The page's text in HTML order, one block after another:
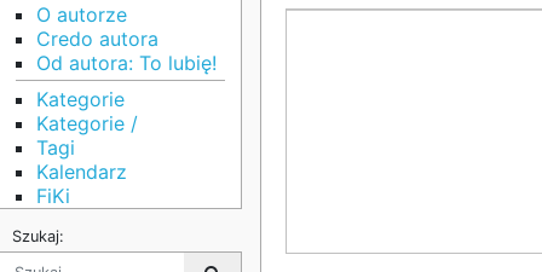
O autorze
Credo autora
Od autora: To lubię!
Kategorie
Kategorie /
Tagi
Kalendarz
FiKi
Szukaj: